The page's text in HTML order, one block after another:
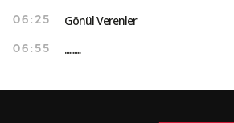
06:25 Gönül Verenler
06:55 ..........